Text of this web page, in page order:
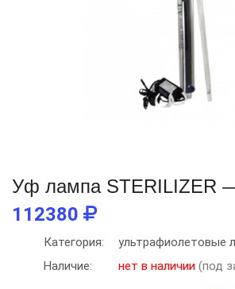
Уф лампа STERILIZER
112380
Категория:
ультрафиолетовые
Наличие:
нет в наличии (под